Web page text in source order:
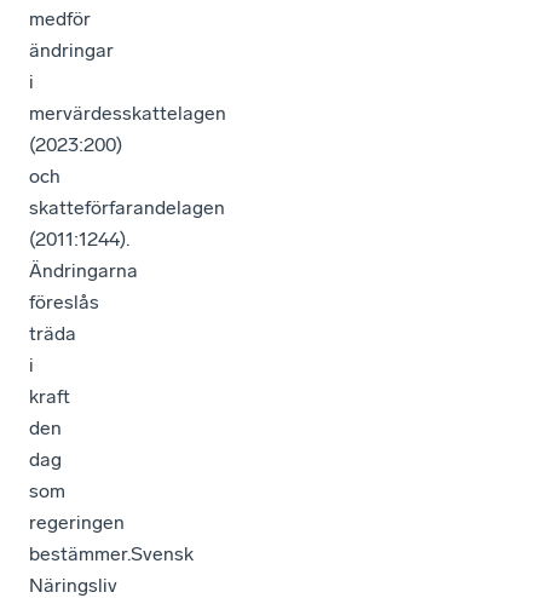
medför
ändringar
i
mervärdesskattelagen
(2023:200)
och
skatteförfarandelagen
(2011:1244).
Ändringarna
föreslås
träda
i
kraft
den
dag
som
regeringen
bestämmer.Svensk
Näringsliv